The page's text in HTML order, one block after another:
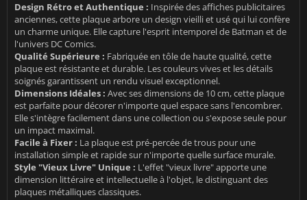
Design Rétro et Authentique : Inspirée des affiches publicitaires
anciennes, cette plaque arbore un design vieilli et usé qui lui confère
un charme unique. Elle capture l'esprit intemporel de Batman et de
l'univers DC Comics.
Qualité Supérieure : Fabriquée en tôle de haute qualité, cette
plaque est résistante et durable. Les couleurs vives et les détails
soignés garantissent un rendu visuel exceptionnel.
Dimensions Idéales : Avec ses dimensions de 10 cm, cette plaque
est parfaite pour décorer n'importe quel espace sans l'encombrer.
Elle s'intègre facilement dans une collection ou s'expose seule pour
un impact maximal.
Facile à Fixer : La plaque est pré-percée de trous pour une
installation simple et rapide sur n'importe quelle surface murale.
Style "Vieux Livre" Unique : L'effet "vieux livre" apporte une
dimension littéraire et intellectuelle à l'objet, le distinguant des
plaques métalliques classiques.